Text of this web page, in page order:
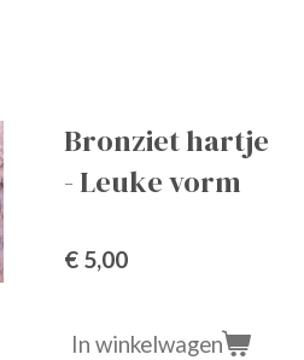
Bronziet hartje
- Leuke vorm
€ 5,00
In winkelwagen